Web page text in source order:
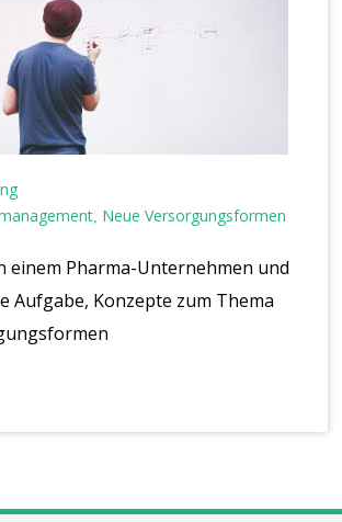
Neue Versorgungsformen
einem Pharma-Unternehmen und
Aufgabe, Konzepte zum Thema